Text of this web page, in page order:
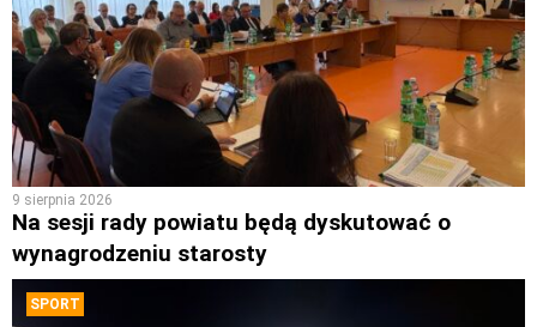
9 sierpnia 2026
Na sesji rady powiatu będą dyskutować o
wynagrodzeniu starosty
SPORT